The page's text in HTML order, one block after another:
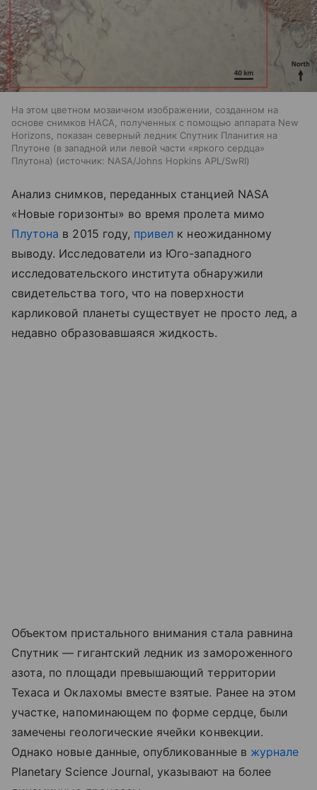
На этом цветном мозаичном изображении, созданном на
основе снимков НАСА, полученных с помощью аппарата New
Horizons, показан северный ледник Спутник Планития на
Плутоне (в западной или левой части «яркого сердца»
Плутона)
источник: NASA/Johns Hopkins APL/SwRI
Анализ снимков, переданных станцией NASA
«Новые горизонты» во время пролета мимо
Плутона в 2015 году, привел к неожиданному
выводу. Исследователи из Юго-западного
исследовательского института обнаружили
свидетельства того, что на поверхности
карликовой планеты существует не просто лед, а
недавно образовавшаяся жидкость.
Объектом пристального внимания стала равнина
Спутник — гигантский ледник из замороженного
азота, по площади превышающий территории
Техаса и Оклахомы вместе взятые. Ранее на этом
участке, напоминающем по форме сердце, были
замечены геологические ячейки конвекции.
Однако новые данные, опубликованные в журнале
Planetary Science Journal, указывают на более